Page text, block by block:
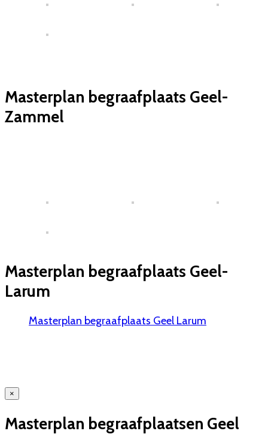
Masterplan begraafplaats Geel-
Zammel
Masterplan begraafplaats Geel-
Larum
Masterplan begraafplaats Geel Larum
×
Masterplan begraafplaatsen Geel